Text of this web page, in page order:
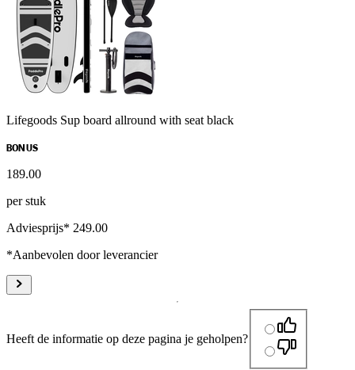
Lifegoods Sup board allround with seat black
BONUS
189.00
per stuk
Adviesprijs* 249.00
*Aanbevolen door leverancier
Heeft de informatie op deze pagina je geholpen?